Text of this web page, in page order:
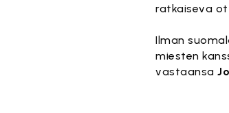
ratkaiseva
Ilman
miesten
vastaansa